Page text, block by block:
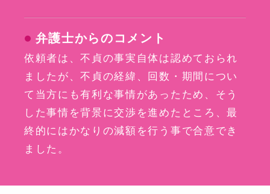
弁護士からのコメント
依頼者は、不貞の事実自体は認めておられ
ましたが、不貞の経緯、回数・期間につい
て当方にも有利な事情があったため、そう
した事情を背景に交渉を進めたところ、最
終的にはかなりの減額を行う事で合意でき
ました。